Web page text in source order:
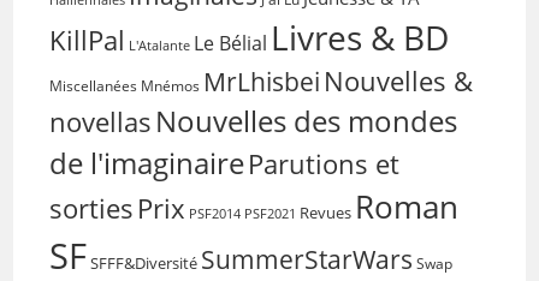
KillPal L'Atalante Le Bélial Livres & BD
Miscellanées Mnémos MrLhisbei Nouvelles &
novellas Nouvelles des mondes
de l'imaginaireParutions et
sorties Prix PSF2014 PSF2021 Revues Roman
SFSFFF&Diversité SummerStarWars Swap